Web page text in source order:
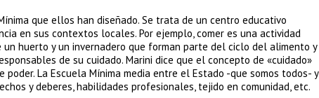
que ellos han diseñado. Se trata de un centro educativo
en sus contextos locales. Por ejemplo, comer es una actividad
huerto y un invernadero que forman parte del ciclo del alimento y
de su cuidado. Marini dice que el concepto de «cuidado»
La Escuela Mínima media entre el Estado -que somos todos- y
y deberes, habilidades profesionales, tejido en comunidad, etc.